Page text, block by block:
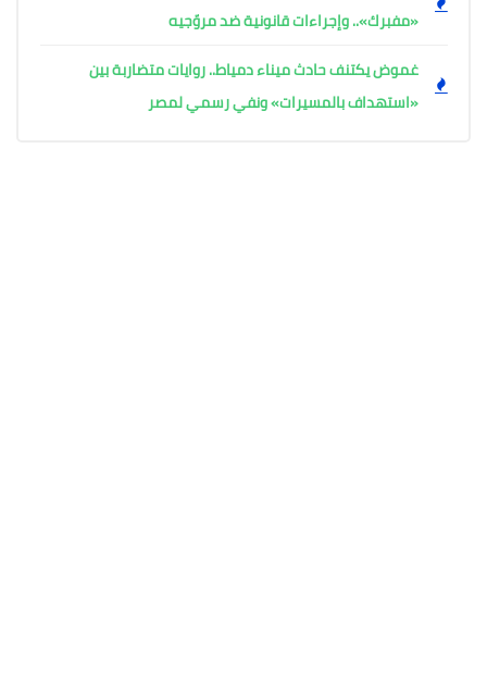
«مفبرك».. وإجراءات قانونية ضد مروّجيه
غموض يكتنف حادث ميناء دمياط.. روايات متضاربة بين
«استهداف بالمسيرات» ونفي رسمي لمصر